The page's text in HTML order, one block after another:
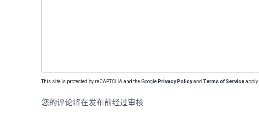
This site is protected by reCAPTCHA and the Google Privacy Policyand Terms of Serviceapply.
您的评论将在发布前经过审核